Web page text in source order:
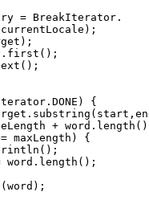
= BreakIterator.
{
+
maxLength) {
word.length();